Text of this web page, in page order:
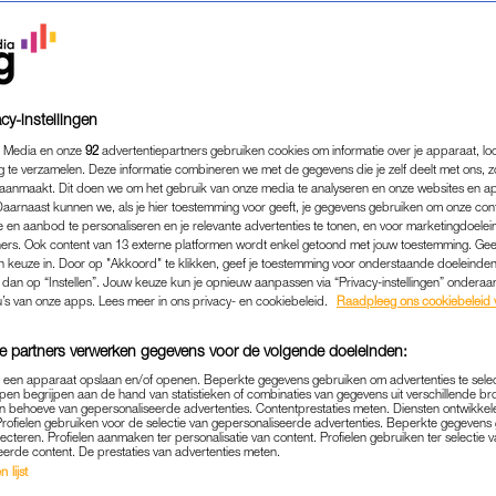
DIEREN NA
'OP SOMMIGE PLEKKEN
DOOD EN
BUITENLAND|LINDA.
14-03-2023 | JARA HELMS
van Animal Heroes, ging samen met drie
instellingen
en onze 92 advertentiepartners gebruiken cookies om informatie over je apparaat,
te verzamelen. Deze informatie combineren we met de gegevens die je zelf deelt met ons,
Dit doen we om het gebruik van onze media te analyseren en onze websites en
kunnen we, als je hier toestemming voor geeft, je gegevens gebruiken om onze
en aanbod te personaliseren en je relevante advertenties te tonen, en voor
Ook content van 13 externe platformen wordt enkel getoond met jouw toestemming.
keuze in. Door op "Akkoord" te klikken, geef je toestemming voor onderstaande
op “Instellen”. Jouw keuze kun je opnieuw aanpassen via “Privacy-instellingen”
van onze apps. Lees meer in ons privacy- en cookiebeleid.
Raadpleeg ons cookiebeleid
partners verwerken gegevens voor de volgende doeleinden:
apparaat opslaan en/of openen. Beperkte gegevens gebruiken om advertenties te
begrijpen aan de hand van statistieken of combinaties van gegevens uit verschillende
behoeve van gepersonaliseerde advertenties. Contentprestaties meten. Diensten
gebruiken voor de selectie van gepersonaliseerde advertenties. Beperkte
Profielen aanmaken ter personalisatie van content. Profielen gebruiken ter selectie
content. De prestaties van advertenties meten.
lijst